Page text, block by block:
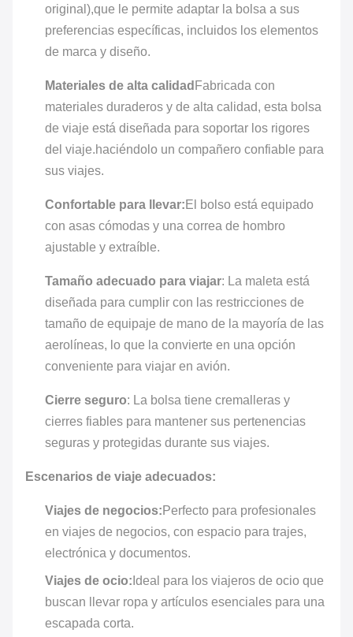
original),que le permite adaptar la bolsa a sus
preferencias específicas, incluidos los elementos
de marca y diseño.
Materiales de alta calidad Fabricada con
materiales duraderos y de alta calidad, esta bolsa
de viaje está diseñada para soportar los rigores
del viaje.haciéndolo un compañero confiable para
sus viajes.
Confortable para llevar: El bolso está equipado
con asas cómodas y una correa de hombro
ajustable y extraíble.
Tamaño adecuado para viajar: La maleta está
diseñada para cumplir con las restricciones de
tamaño de equipaje de mano de la mayoría de las
aerolíneas, lo que la convierte en una opción
conveniente para viajar en avión.
Cierre seguro: La bolsa tiene cremalleras y
cierres fiables para mantener sus pertenencias
seguras y protegidas durante sus viajes.
Escenarios de viaje adecuados:
Viajes de negocios: Perfecto para profesionales
en viajes de negocios, con espacio para trajes,
electrónica y documentos.
Viajes de ocio: Ideal para los viajeros de ocio que
buscan llevar ropa y artículos esenciales para una
escapada corta.